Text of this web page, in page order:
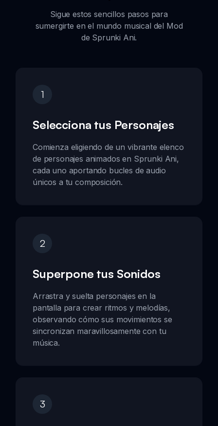
Sigue estos sencillos pasos para
sumergirte en el mundo musical del Mod
de Sprunki Ani.
1
Selecciona tus Personajes
Comienza eligiendo de un vibrante elenco
de personajes animados en Sprunki Ani,
cada uno aportando bucles de audio
únicos a tu composición.
2
Superpone tus Sonidos
Arrastra y suelta personajes en la
pantalla para crear ritmos y melodías,
observando cómo sus movimientos se
sincronizan maravillosamente con tu
música.
3